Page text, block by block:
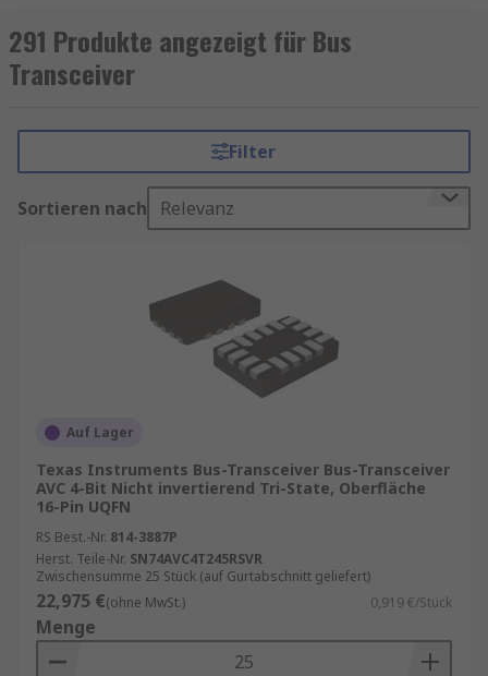
ermöglicht die bidirektionale Übertragung von
Daten zwischen verschiedenen Geräten und
Systemen. Bus-Transceiver sind in der Lage,
einer unverzichtbaren Komponente in
Netzwerken macht, die auf schnelle und
zuverlässige Datenübertragung angewiesen
sind.
Die Hauptaufgabe eines Bus-Transceivers
besteht darin, elektrische Signale zu verstärken
und zu übertragen. Dabei wandelt er die Signale
so um, dass sie von den angeschlossenen
Geräten korrekt interpretiert werden können. Ein
Sender und einem Empfänger, die in einem
einzigen Gehäuse integriert sind. Der Sender
wandelt die digitalen Signale in analoge Signale
um, die über den Bus übertragen werden. Der
Empfänger nimmt die analogen Signale auf und
wandelt sie zurück in digitale Signale, die von
den Zielgeräten verarbeitet werden können.
291 Produkte angezeigt für Bus
Transceiver
Filter
Sortieren nach Relevanz
Auf Lager
Texas Instruments Bus-Transceiver Bus-Transceiver
AVC 4-Bit Nicht invertierend Tri-State, Oberfläche
16-Pin UQFN
RS Best.-Nr. 814-3887P
Herst. Teile-Nr. SN74AVC4T245RSVR
Zwischensumme 25 Stück (auf Gurtabschnitt geliefert)
22,975 €(ohne MwSt.) 0,919 €/Stück
Menge